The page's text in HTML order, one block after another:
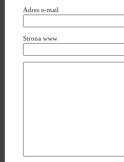
Adres e-mail
Strona www